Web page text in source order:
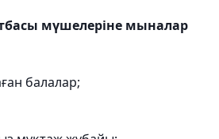
мүшелеріне мыналар
балалар;